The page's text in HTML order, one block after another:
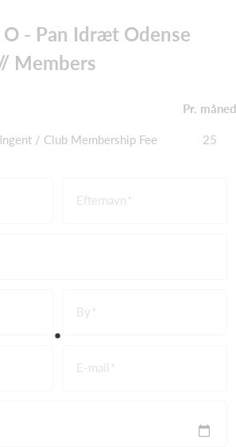
- Pan Idræt Odense
Members
Pr. måned
/ Club Membership Fee 25
Efternavn
By
E-mail